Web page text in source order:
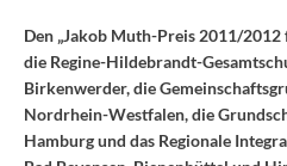
Den „Jakob Muth-Preis 2011/
die Regine-Hildebrandt-
Birkenwerder, die
Nordrhein-Westfalen, die
Hamburg und das Regionale